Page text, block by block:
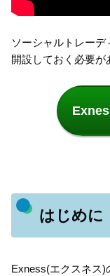
ソーシャルトレー
開設しておく必要が
はじめに
Exness(エクスネス)